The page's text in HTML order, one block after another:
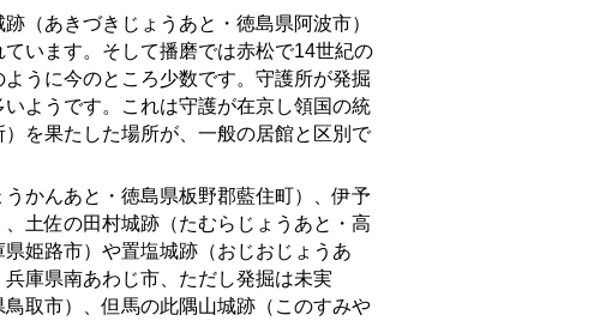
跡（あきづきじょう あと ・ 徳島県阿波市）
います。そして播磨では赤松で14世紀の
うに今のところ少数です。守護所が発掘
ようです。これは守護が在京し領国の統
を果たした場所が、一般の居館と区別で
うかんあと ・徳島県板野郡藍住町）、伊予
、土佐の田村城跡（たむらじょうあと ・ 高
県姫路市）や置塩城跡（おじお じょうあ
兵庫県南あわじ市、ただし発掘は未実
鳥取市）、但馬の此隅山城跡（ このすみや